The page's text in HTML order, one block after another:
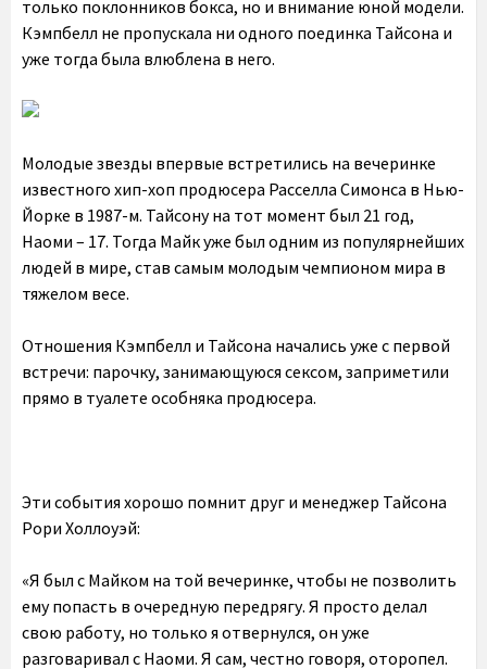
только поклонников бокса, но и внимание юной модели.
Кэмпбелл не пропускала ни одного поединка Тайсона и
уже тогда была влюблена в него.
Молодые звезды впервые встретились на вечеринке
известного хип-хоп продюсера Расселла Симонса в Нью-
Йорке в 1987-м. Тайсону на тот момент был 21 год,
Наоми – 17. Тогда Майк уже был одним из популярнейших
людей в мире, став самым молодым чемпионом мира в
тяжелом весе.
Отношения Кэмпбелл и Тайсона начались уже с первой
встречи: парочку, занимающуюся сексом, заприметили
прямо в туалете особняка продюсера.
Эти события хорошо помнит друг и менеджер Тайсона
Рори Холлоуэй:
«Я был с Майком на той вечеринке, чтобы не позволить
ему попасть в очередную передрягу. Я просто делал
свою работу, но только я отвернулся, он уже
разговаривал с Наоми. Я сам, честно говоря, оторопел.